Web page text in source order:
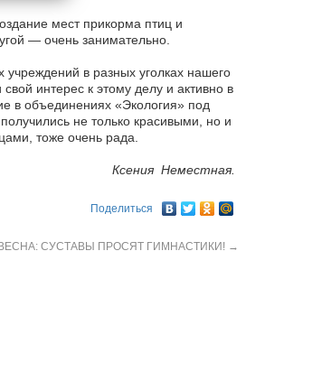
мест прикорма птиц и
— очень занимательно.
в разных уголках нашего
интерес к этому делу и активно в
в объединениях «Экология» под
не только красивыми, но и
тоже очень рада.
Ксения Неместная.
Поделиться
СУСТАВЫ ПРОСЯТ ГИМНАСТИКИ! →